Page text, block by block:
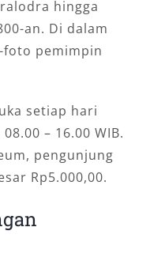
hingga
an. Di dalam
pemimpin
setiap hari
– 16.00 WIB.
pengunjung
Rp5.000,00.